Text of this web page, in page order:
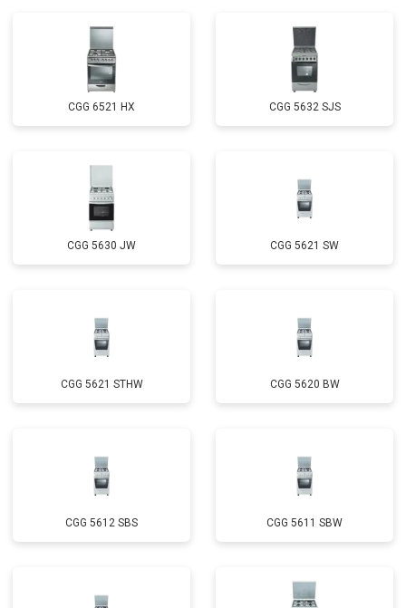
CGG 6521 HX CGG 5632 SJS
CGG 5630 JW CGG 5621 SW
CGG 5621 STHW CGG 5620 BW
CGG 5612 SBS CGG 5611 SBW